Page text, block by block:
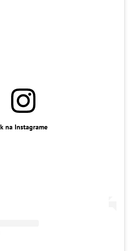
na Instagrame